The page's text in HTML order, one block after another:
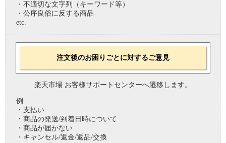
・不適切な文字列（キーワード等）
・公序良俗に反する商品
etc.
注文後のお困りごとに対するご意見
楽天市場 お客様サポートセンターへ遷移します。
例
・支払い
・商品の発送/到着日時について
・商品が届かない
・キャンセル/返金/返品/交換